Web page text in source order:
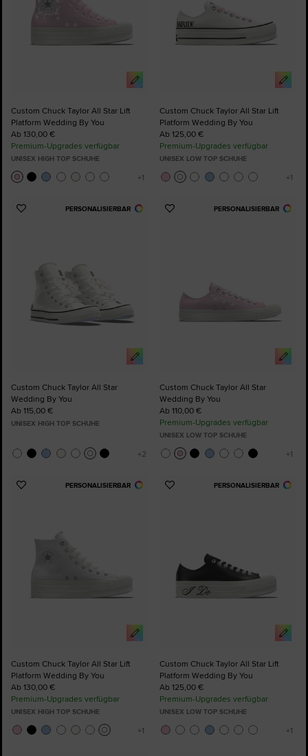
Custom Chuck Taylor All Star Lift
Platform Wedding By You
Ab 130,00 €
Premium-Upgrades verfügbar
UNISEX HIGH TOP SCHUHE
Custom Chuck Taylor All Star Lift
Platform Wedding By You
Ab 125,00 €
Premium-Upgrades verfügbar
UNISEX LOW TOP SCHUHE
PERSONALISIERBAR
Zu
Custom Chuck Taylor All Star
Wedding By You
Ab 115,00 €
UNISEX HIGH TOP SCHUHE
PERSONALISIERBAR
Zu
Custom Chuck Taylor All Star
Wedding By You
Ab 110,00 €
Premium-Upgrades verfügbar
UNISEX LOW TOP SCHUHE
PERSONALISIERBAR
Zu
Custom Chuck Taylor All Star Lift
Platform Wedding By You
Ab 130,00 €
Premium-Upgrades verfügbar
UNISEX HIGH TOP SCHUHE
PERSONALISIERBAR
Zu
Custom Chuck Taylor All Star Lift
Platform Wedding By You
Ab 125,00 €
Premium-Upgrades verfügbar
UNISEX LOW TOP SCHUHE